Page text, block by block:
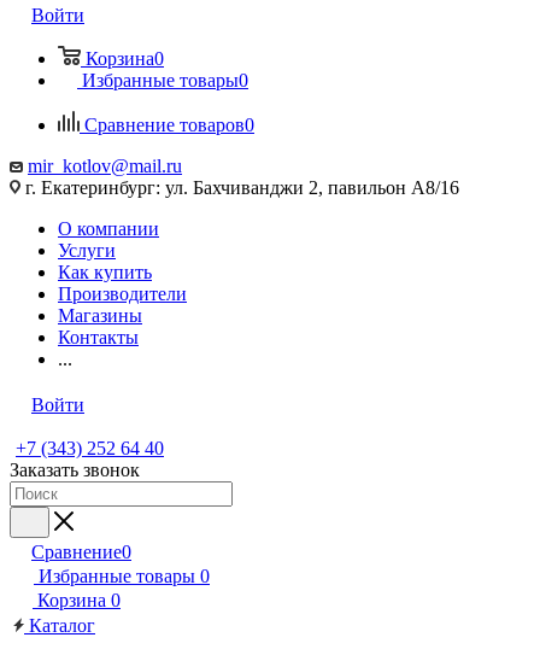
Войти
Корзина0
Избранные товары0
Сравнение товаров0
mir_kotlov@mail.ru
г. Екатеринбург: ул. Бахчиванджи 2, павильон А8/16
О компании
Услуги
Как купить
Производители
Магазины
Контакты
...
Войти
+7 (343) 252 64 40
Заказать звонок
Сравнение0
Избранные товары 0
Корзина 0
Каталог